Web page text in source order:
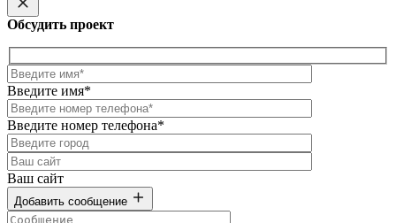
Обсудить проект
Введите имя*
Введите номер телефона*
Ваш сайт
Добавить сообщение